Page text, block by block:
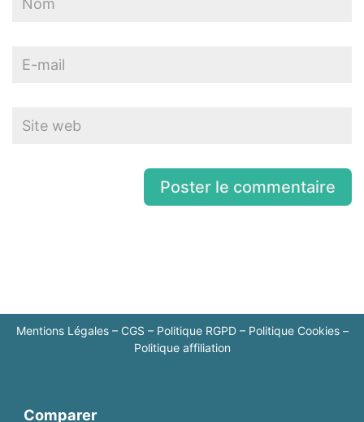
Mentions Légales– CGS – Politique RGPD– Politique Cookies–
Politique affiliation
Comparer